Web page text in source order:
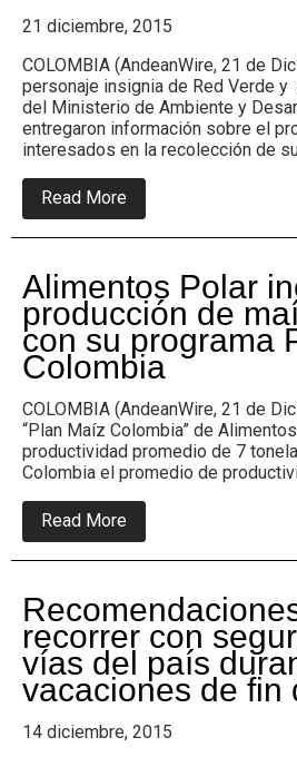
21 diciembre, 2015
COLOMBIA (AndeanWire, 21 de
personaje insignia de Red Verde
del Ministerio de Ambiente y
entregaron información sobre el
interesados en la recolección de
Read More
Red
verde,
éxito
su
campaña
de
responsabilidad
social
centros
comerciales
Alimentos Polar
producción de
con su programa
Colombia
COLOMBIA (AndeanWire, 21 de
“Plan Maíz Colombia” de
productividad promedio de 7
Colombia el promedio de
Read More
Alimentos
Polar
producción
de
maíz
en
el
país
su
recorrer con
vías del país
vacaciones de fin
14 diciembre, 2015